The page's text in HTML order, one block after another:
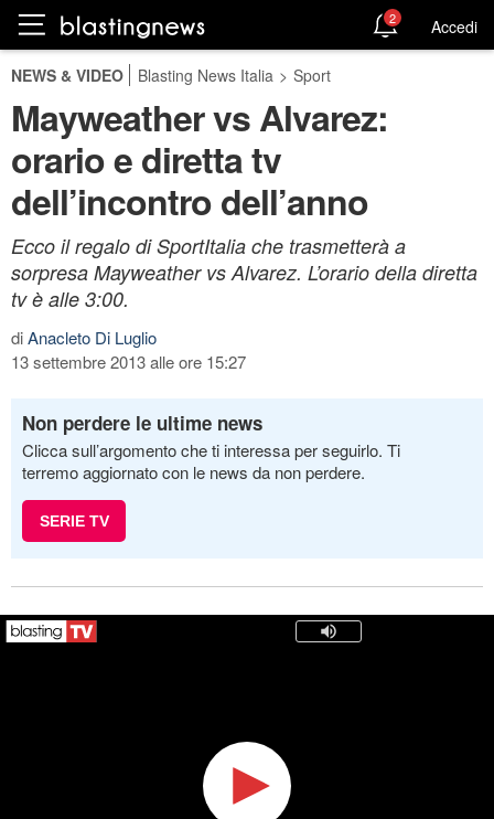
2 Accedi
NEWS & VIDEO Blasting News Italia > Sport
Mayweather vs Alvarez:
orario e diretta tv
dell’incontro dell’anno
Ecco il regalo di SportItalia che trasmetterà a
sorpresa Mayweather vs Alvarez. L’orario della diretta
tv è alle 3:00.
diAnacleto Di Luglio
13 settembre 2013 alle ore 15:27
Non perdere le ultime news
Clicca sull’argomento che ti interessa per seguirlo. Ti
terremo aggiornato con le news da non perdere.
SERIE TV